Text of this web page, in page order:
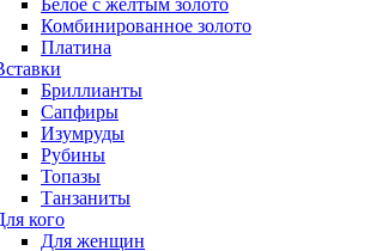
Белое с желтым золото
Комбинированное золото
Платина
Бриллианты
Сапфиры
Изумруды
Рубины
Топазы
Танзаниты
кого
Для женщин